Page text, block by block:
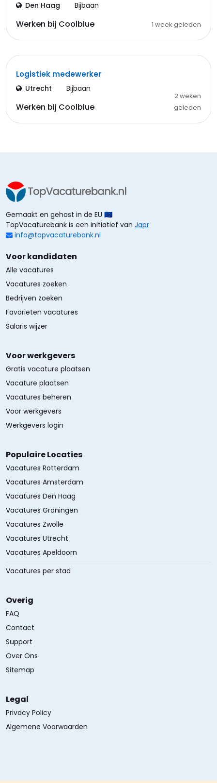
Den Haag Bijbaan
Werken bij Coolblue 1 week geleden
Logistiek medewerker
Utrecht Bijbaan
Werken bij Coolblue
2 weken
geleden
Gemaakt en gehost in de EU 🇪🇺
TopVacaturebank is een initiatief van Japr
info@topvacaturebank.nl
Voor kandidaten
Alle vacatures
Vacatures zoeken
Bedrijven zoeken
Favorieten vacatures
Salaris wijzer
Voor werkgevers
Gratis vacature plaatsen
Vacature plaatsen
Vacatures beheren
Voor werkgevers
Werkgevers login
Populaire Locaties
Vacatures Rotterdam
Vacatures Amsterdam
Vacatures Den Haag
Vacatures Groningen
Vacatures Zwolle
Vacatures Utrecht
Vacatures Apeldoorn
Vacatures per stad
Overig
FAQ
Contact
Support
Over Ons
Sitemap
Legal
Privacy Policy
Algemene Voorwaarden